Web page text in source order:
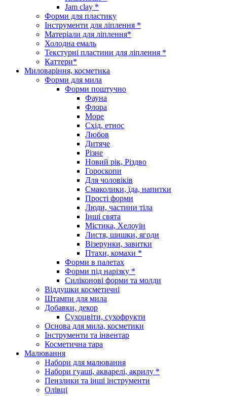
Jam clay *
Форми для пластику
Інструменти для ліплення *
Матеріали для ліплення*
Холодна емаль
Текстурні пластини для ліплення *
Каттери*
Миловаріння, косметика
Форми для мила
Форми поштучно
Фауна
Флора
Море
Схід, етнос
Любов
Дитяче
Різне
Новий рік, Різдво
Гороскопи
Для чоловіків
Смаколики, їда, напитки
Прості форми
Люди, частини тіла
Інші свята
Містика, Хелоуїн
Листя, шишки, ягоди
Візерунки, завитки
Птахи, комахи *
Форми в палетах
Форми під нарізку *
Силіконові форми та молди
Віддушки косметичні
Штампи для мила
Добавки, декор
Сухоцвіти, сухофрукти
Основа для мила, косметики
Інструменти та інвентар
Косметична тара
Малювання
Набори для малювання
Набори гуаші, акварелі, акрилу *
Пензлики та інші інструменти
Олівці